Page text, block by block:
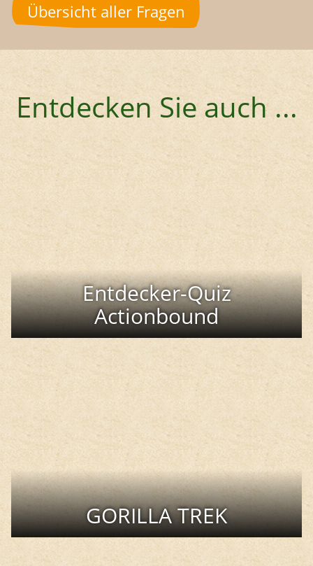
Übersicht aller Fragen
Entdecken Sie auch ...
Entdecker-Quiz
Actionbound
GORILLA TREK